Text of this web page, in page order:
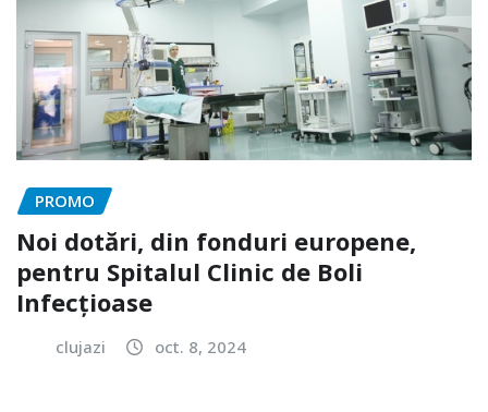
PROMO
Noi dotări, din fonduri europene,
pentru Spitalul Clinic de Boli
Infecțioase
clujazi oct. 8, 2024